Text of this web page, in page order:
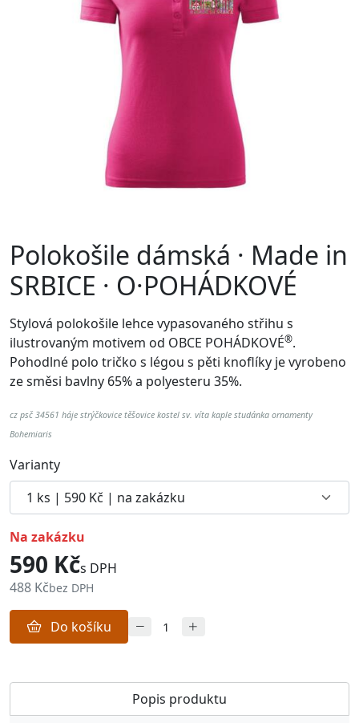
Polokošile dámská · Made in
SRBICE · O·POHÁDKOVÉ
Stylová polokošile lehce vypasovaného střihu s
ilustrovaným motivem od OBCE POHÁDKOVÉ®.
Pohodlné polo tričko s légou s pěti knoflíky je vyrobeno
ze směsi bavlny 65% a polyesteru 35%.
cz psč 34561 háje strýčkovice těšovice kostel sv. víta kaple studánka ornamenty
Bohemiaris
Varianty
na zakázku
590 Kčs DPH
488 Kčbez DPH
Do košíku
Popis produktu